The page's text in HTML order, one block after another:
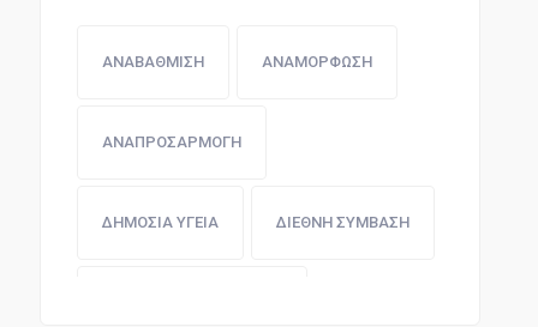
ΑΝΑΒΑΘΜΙΣΗ ΑΝΑΜΟΡΦΩΣΗ
ΑΝΑΠΡΟΣΑΡΜΟΓΗ
ΔΗΜΟΣΙΑ ΥΓΕΙΑ ΔΙΕΘΝΗ ΣΥΜΒΑΣΗ